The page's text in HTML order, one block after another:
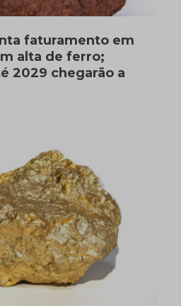
faturamento em
alta de ferro;
2029 chegarão a